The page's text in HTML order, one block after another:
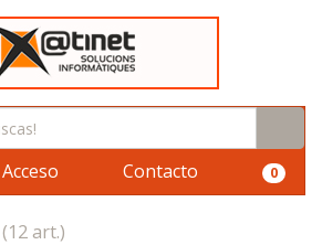
Acceso Contacto 0
(12 art.)